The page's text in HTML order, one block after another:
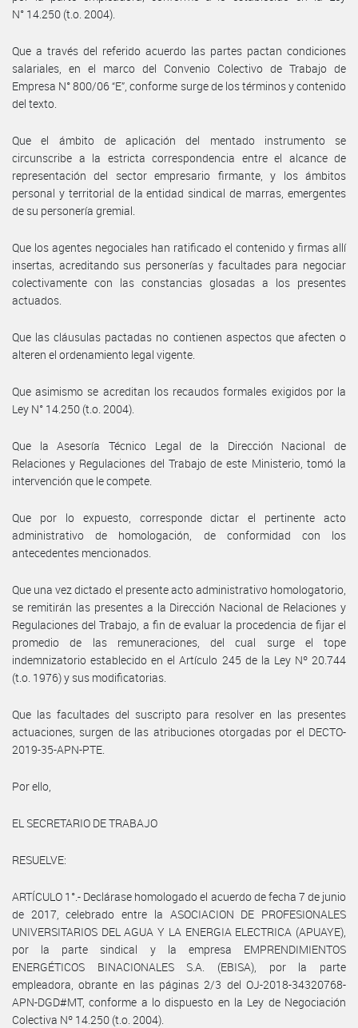
N° 14.250 (t.o. 2004).
Que a través del referido acuerdo las partes pactan condiciones
salariales, en el marco del Convenio Colectivo de Trabajo de
Empresa N° 800/06 “E”, conforme surge de los términos y contenido
del texto.
Que el ámbito de aplicación del mentado instrumento se
circunscribe a la estricta correspondencia entre el alcance de
representación del sector empresario firmante, y los ámbitos
personal y territorial de la entidad sindical de marras, emergentes
de su personería gremial.
Que los agentes negociales han ratificado el contenido y firmas allí
insertas, acreditando sus personerías y facultades para negociar
colectivamente con las constancias glosadas a los presentes
actuados.
Que las cláusulas pactadas no contienen aspectos que afecten o
alteren el ordenamiento legal vigente.
Que asimismo se acreditan los recaudos formales exigidos por la
Ley N° 14.250 (t.o. 2004).
Que la Asesoría Técnico Legal de la Dirección Nacional de
Relaciones y Regulaciones del Trabajo de este Ministerio, tomó la
intervención que le compete.
Que por lo expuesto, corresponde dictar el pertinente acto
administrativo de homologación, de conformidad con los
antecedentes mencionados.
Que una vez dictado el presente acto administrativo homologatorio,
se remitirán las presentes a la Dirección Nacional de Relaciones y
Regulaciones del Trabajo, a fin de evaluar la procedencia de fijar el
promedio de las remuneraciones, del cual surge el tope
indemnizatorio establecido en el Artículo 245 de la Ley Nº 20.744
(t.o. 1976) y sus modificatorias.
Que las facultades del suscripto para resolver en las presentes
actuaciones, surgen de las atribuciones otorgadas por el DECTO-
2019-35-APN-PTE.
Por ello,
EL SECRETARIO DE TRABAJO
RESUELVE:
ARTÍCULO 1°.- Declárase homologado el acuerdo de fecha 7 de junio
de 2017, celebrado entre la ASOCIACION DE PROFESIONALES
UNIVERSITARIOS DEL AGUA Y LA ENERGIA ELECTRICA (APUAYE),
por la parte sindical y la empresa EMPRENDIMIENTOS
ENERGÉTICOS BINACIONALES S.A. (EBISA), por la parte
empleadora, obrante en las páginas 2/3 del OJ-2018-34320768-
APN-DGD#MT, conforme a lo dispuesto en la Ley de Negociación
Colectiva Nº 14.250 (t.o. 2004).